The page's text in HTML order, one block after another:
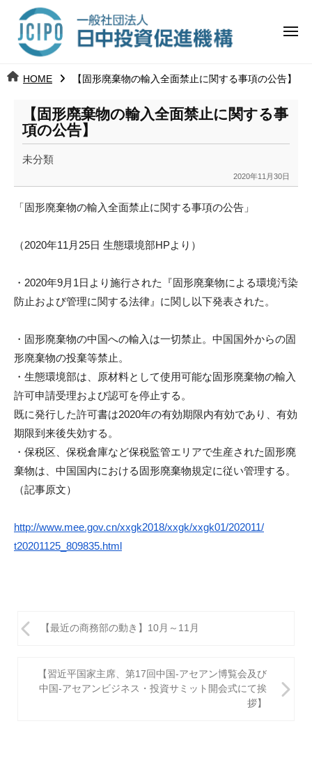
ツ 日
中
投
資
機
構
j
メ
ー
HOME 【固形廃棄物の輸入全面禁止に関する事項の公告】
【固形廃棄物の輸入全面禁止に関する事
項の公告】
未分類
2020年11月30日
k
n
u
m
「固形廃棄物の輸入全面禁止に関する事項の公告」
（2020年11月25日 生態環境部HPより）
・2020年9月1日より施行された『固形廃棄物による環境汚染
防止および管理に関する法律』 に関し以下発表された。
・固形廃棄物の中国への輸入は一切禁止。 中国国外からの固
形廃棄物の投棄等禁止。
・生態環境部は、
原材料として使用可能な固形廃棄物の輸入
許可申請受理および認可を停止する。
既に発行した許可書は2020年の有効期限内有効であり、 有効
期限到来後失効する。
・保税区、 保税倉庫など保税監管エリアで生産された固形廃
棄物は、 中国国内における固形廃棄物規定に従い管理する。
（記事原文）
http://www.mee.gov.cn/xxgk2018/xxgk/xxgk01/202011/
t20201125_809835.html
投
【最近の商務部の動き】10月～11月
【習近平国家主席、第17回中国-アセアン博覧会及び
中国-アセアンビジネス・投資サミット開会式にて挨
拶】
日
中
資
進
機
構